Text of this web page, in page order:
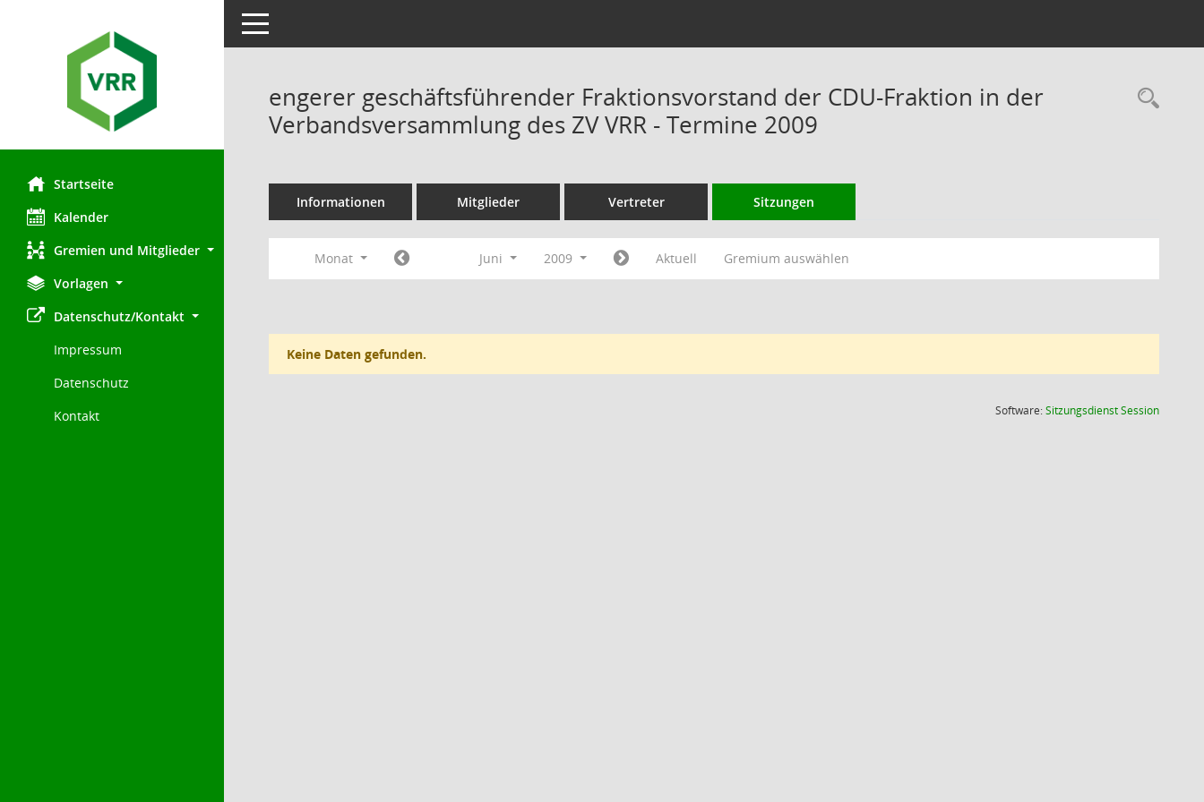
Startseite
Kalender
Gremien und Mitglieder
Vorlagen
Datenschutz/Kontakt
Impressum
Datenschutz
Kontakt
Toggle navigation
engerer geschäftsführender Fraktionsvorstand der CDU-Fraktion in der
Verbandsversammlung des ZV VRR - Termine 2009
Informationen Mitglieder Vertreter Sitzungen
Monat Juni 2009 Aktuell Gremium auswählen
Keine Daten gefunden.
Software:SitzungsdienstSession(Wird in